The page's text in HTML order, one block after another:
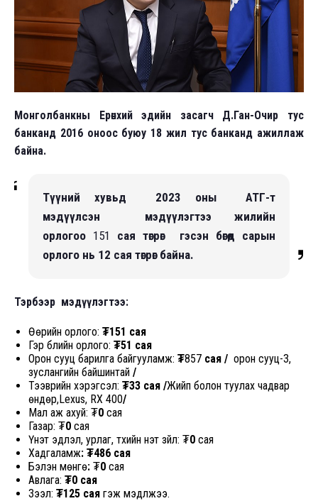
Монголбанкны Ерөнхий эдийн засагч Д.Ган-Очир тус
банканд 2016 оноос буюу 18 жил тус банканд ажиллаж
байна.
Түүний хувьд 2023 оны АТГ-т
мэдүүлсэн мэдүүлэгтээ жилийн
орлогоо 151
сая төгрөг гэсэн бөгөөд сарын
орлого нь 12 сая төгрөг байна.
Тэрбээр мэдүүлэгтээ:
Өөрийн орлого: ₮151 сая
Гэр бүлийн орлого: ₮51 сая
Орон сууц барилга байгууламж: ₮857 сая / орон сууц-3,
зуслангийн байшинтай /
Тээврийн хэрэгсэл: ₮33 сая /Жийп болон туулах чадвар
өндөр,Lexus, RX 400/
Мал аж ахуй: ₮0 сая
Газар: ₮0 сая
Үнэт эдлэл, урлаг, түүхийн үнэт зүйл: ₮0 сая
Хадгаламж: ₮486 сая
Бэлэн мөнгө: ₮0 сая
Авлага: ₮0 сая
Зээл: ₮125 сая гэж мэдүүлжээ.